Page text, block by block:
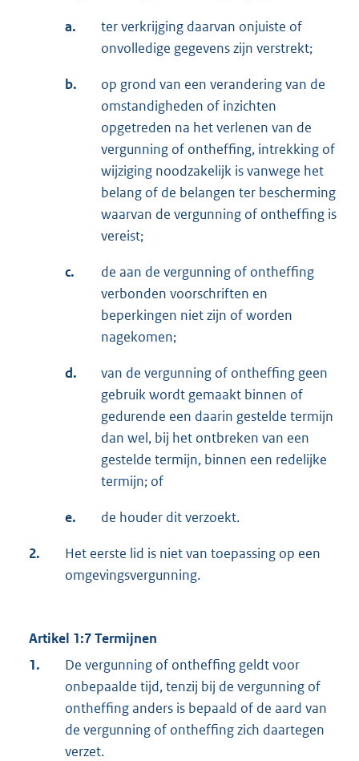
a.
ter verkrijging daarvan onjuiste of
onvolledige gegevens zijn verstrekt;
b.
op grond van een verandering van de
omstandigheden of inzichten
opgetreden na het verlenen van de
vergunning of ontheffing, intrekking of
wijziging noodzakelijk is vanwege het
belang of de belangen ter bescherming
waarvan de vergunning of ontheffing is
vereist;
c.
de aan de vergunning of ontheffing
verbonden voorschriften en
beperkingen niet zijn of worden
nagekomen;
d.
van de vergunning of ontheffing geen
gebruik wordt gemaakt binnen of
gedurende een daarin gestelde termijn
dan wel, bij het ontbreken van een
gestelde termijn, binnen een redelijke
termijn; of
e. de houder dit verzoekt.
2.
Het eerste lid is niet van toepassing op een
omgevingsvergunning.
Artikel 1:7 Termijnen
1.
De vergunning of ontheffing geldt voor
onbepaalde tijd, tenzij bij de vergunning of
ontheffing anders is bepaald of de aard van
de vergunning of ontheffing zich daartegen
verzet.